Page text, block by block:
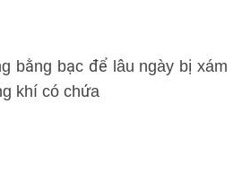
bằng bạc để lâu ngày bị xám
khí có chứa